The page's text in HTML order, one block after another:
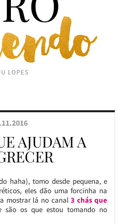
AJUDAM A
haha), tomo desde pequena, e
eles dão uma forcinha na
mostrar lá no canal3 chás que
são os que estou tomando no